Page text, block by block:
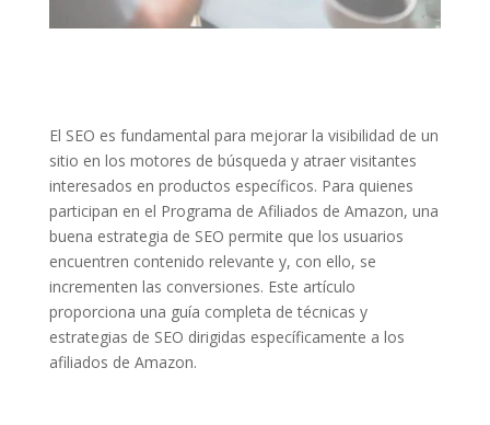
El SEO es fundamental para mejorar la visibilidad de un
sitio en los motores de búsqueda y atraer visitantes
interesados en productos específicos. Para quienes
participan en el Programa de Afiliados de Amazon, una
buena estrategia de SEO permite que los usuarios
encuentren contenido relevante y, con ello, se
incrementen las conversiones. Este artículo
proporciona una guía completa de técnicas y
estrategias de SEO dirigidas específicamente a los
afiliados de Amazon.